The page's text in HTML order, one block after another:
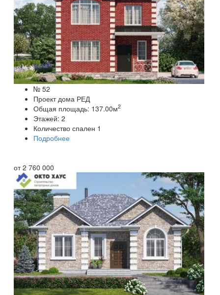
№ 52
Проект дома РЕД
Общая площадь: 137.00м2
Этажей: 2
Количество спален 1
Подробнее
от2 760 000